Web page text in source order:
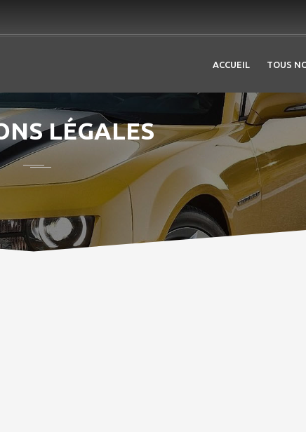
ACCUEIL TOUS
LÉGALES